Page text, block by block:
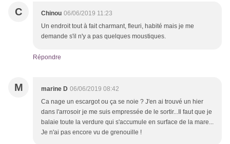
C Chinou 06/06/2019 11:23
Un endroit tout à fait charmant, fleuri, habité mais je me
demande s'il n'y a pas quelques moustiques.
Répondre
M marine D 06/06/2019 08:42
Ca nage un escargot ou ça se noie ? J'en ai trouvé un hier
dans l'arrosoir je me suis empressée de le sortir...Il faut que je
balaie toute la verdure qui s'accumule en surface de la mare...
Je n'ai pas encore vu de grenouille !